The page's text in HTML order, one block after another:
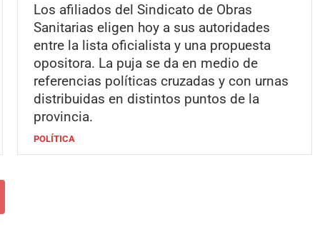
Los afiliados del Sindicato de Obras
Sanitarias eligen hoy a sus autoridades
entre la lista oficialista y una propuesta
opositora. La puja se da en medio de
referencias políticas cruzadas y con urnas
distribuidas en distintos puntos de la
provincia.
POLÍTICA